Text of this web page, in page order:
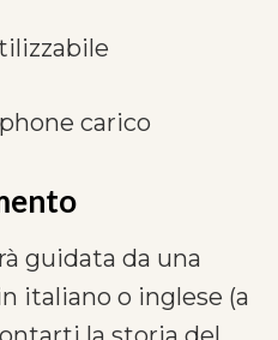
carico
guidata da una
italiano o inglese (a